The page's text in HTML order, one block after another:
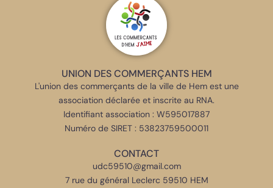
UNION DES COMMERÇANTS HEM
L'union des commerçants de la ville de Hem est une
association déclarée et inscrite au RNA.
Identifiant association : W595017887
Numéro de SIRET : 53823759500011
CONTACT
udc59510@gmail.com
7 rue du général Leclerc 59510 HEM